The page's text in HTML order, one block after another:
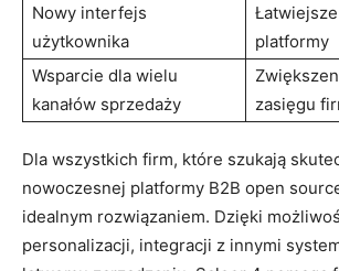
Nowy interfejs
użytkownika
platformy
Wsparcie dla wielu
kanałów⁢ sprzedaży
zasięgu
Dla wszystkich firm, które szukają
‍nowoczesnej ​platformy B2B open‌
⁣idealnym ⁢rozwiązaniem. ‌Dzięki
personalizacji,⁤ integracji z ⁢innymi